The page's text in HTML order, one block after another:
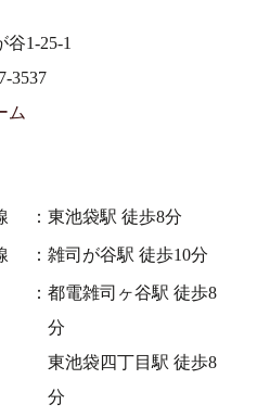
谷1-25-1
3537
ム
東池袋駅 徒歩8分
雑司が谷駅 徒歩10分
都電雑司ヶ谷駅 徒歩8
分
東池袋四丁目駅 徒歩8
分